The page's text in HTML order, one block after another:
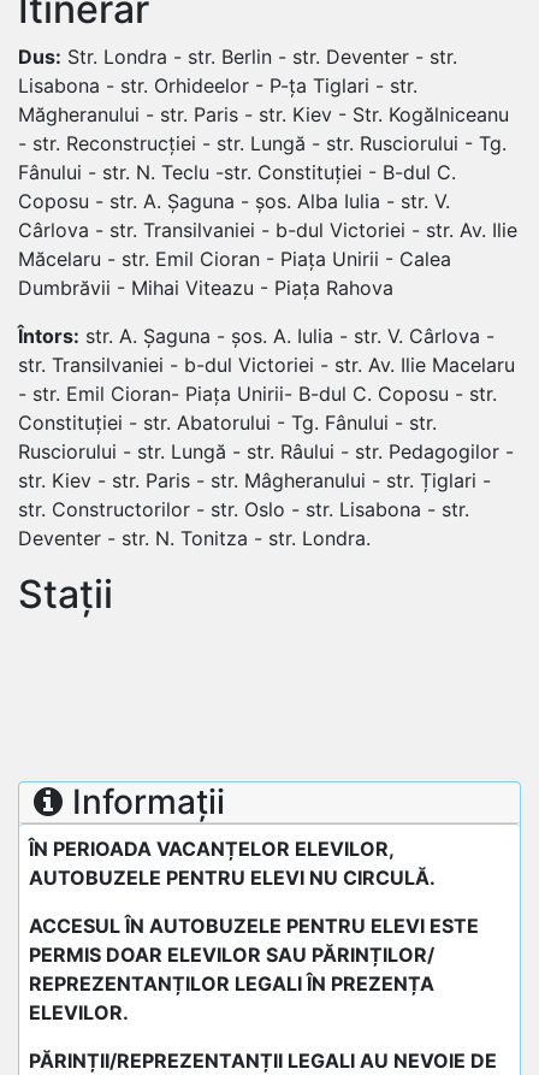
Dus: Str. Londra - str. Berlin - str. Deventer - str.
Lisabona - str. Orhideelor - P-ța Tiglari - str.
Măgheranului - str. Paris - str. Kiev - Str. Kogălniceanu
- str. Reconstrucției - str. Lungă - str. Rusciorului - Tg.
Fânului - str. N. Teclu -str. Constituției - B-dul C.
Coposu - str. A. Șaguna - șos. Alba Iulia - str. V.
Cârlova - str. Transilvaniei - b-dul Victoriei - str. Av. Ilie
Măcelaru - str. Emil Cioran - Piața Unirii - Calea
Dumbrăvii - Mihai Viteazu - Piața Rahova
Întors: str. A. Șaguna - șos. A. Iulia - str. V. Cârlova -
str. Transilvaniei - b-dul Victoriei - str. Av. Ilie Macelaru
- str. Emil Cioran- Piața Unirii- B-dul C. Coposu - str.
Constituției - str. Abatorului - Tg. Fânului - str.
Rusciorului - str. Lungă - str. Râului - str. Pedagogilor -
str. Kiev - str. Paris - str. Mâgheranului - str. Țiglari -
str. Constructorilor - str. Oslo - str. Lisabona - str.
Deventer - str. N. Tonitza - str. Londra.
Stații
Informații
ÎN PERIOADA VACANȚELOR ELEVILOR,
AUTOBUZELE PENTRU ELEVI NU CIRCULĂ.
ACCESUL ÎN AUTOBUZELE PENTRU ELEVI ESTE
PERMIS DOAR ELEVILOR SAU PĂRINȚILOR/
REPREZENTANȚILOR LEGALI ÎN PREZENȚA
ELEVILOR.
PĂRINȚII/REPREZENTANȚII LEGALI AU NEVOIE DE